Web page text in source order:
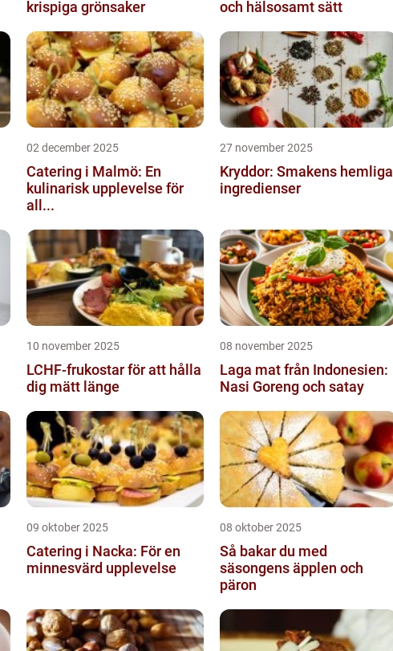
krispiga grönsaker
och hälsosamt sätt
02 december 2025
Catering i Malmö: En
kulinarisk upplevelse för
all...
27 november 2025
Kryddor: Smakens hemliga
ingredienser
10 november 2025
LCHF-frukostar för att hålla
dig mätt länge
08 november 2025
Laga mat från Indonesien:
Nasi Goreng och satay
09 oktober 2025
Catering i Nacka: För en
minnesvärd upplevelse
08 oktober 2025
Så bakar du med
säsongens äpplen och
päron